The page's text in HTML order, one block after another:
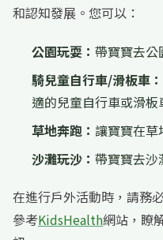
和認知發展。您可以：
公園玩耍： 帶寶寶去公
騎兒童自行車/滑板車：
適的兒童自行車或滑板
草地奔跑： 讓寶寶在草
沙灘玩沙： 帶寶寶去沙
在進行戶外活動時，請務
參考KidsHealth網站，瞭